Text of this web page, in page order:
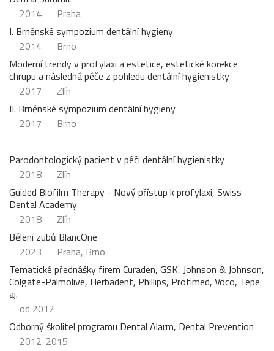
2014
Praha
I. Brněnské sympozium dentální hygieny
2014
Brno
Moderní trendy v profylaxi a estetice, estetické korekce
chrupu a následná péče z pohledu dentální hygienistky
2017
Zlín
II. Brněnské sympozium dentální hygieny
2017
Brno
Parodontologický pacient v péči dentální hygienistky
2018
Zlín
Guided Biofilm Therapy - Nový přístup k profylaxi, Swiss
Dental Academy
2018
Zlín
Bělení zubů BlancOne
2023
Praha, Brno
Tematické přednášky firem Curaden, GSK, Johnson & Johnson,
Colgate-Palmolive, Herbadent, Phillips, Profimed, Voco, Tepe
aj.
od 2012
Odborný školitel programu Dental Alarm, Dental Prevention
2012-2015